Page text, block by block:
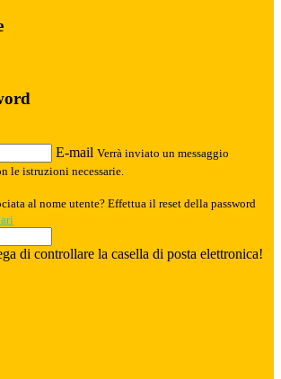
E-mail Verrà inviato un messaggio
le istruzioni necessarie.
al nome utente? Effettua il reset della password
di controllare la casella di posta elettronica!